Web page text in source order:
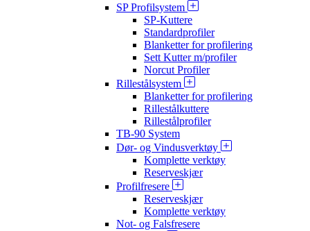
SP Profilsystem
SP-Kuttere
Standardprofiler
Blanketter for profilering
Sett Kutter m/profiler
Norcut Profiler
Rillestålsystem
Blanketter for profilering
Rillestålkuttere
Rillestålprofiler
TB-90 System
Dør- og Vindusverktøy
Komplette verktøy
Reserveskjær
Profilfresere
Reserveskjær
Komplette verktøy
Not- og Falsfresere